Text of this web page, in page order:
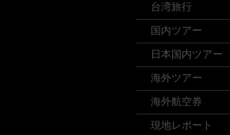
台湾旅行
国内ツアー
日本国内ツアー
海外ツアー
海外航空券
現地レポート